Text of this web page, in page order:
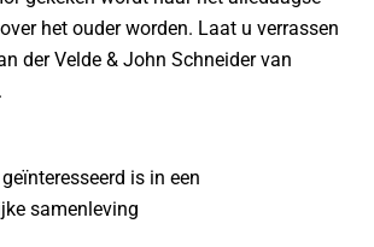
het ouder worden. Laat u verrassen
der Velde & John Schneider van
is in een
samenleving